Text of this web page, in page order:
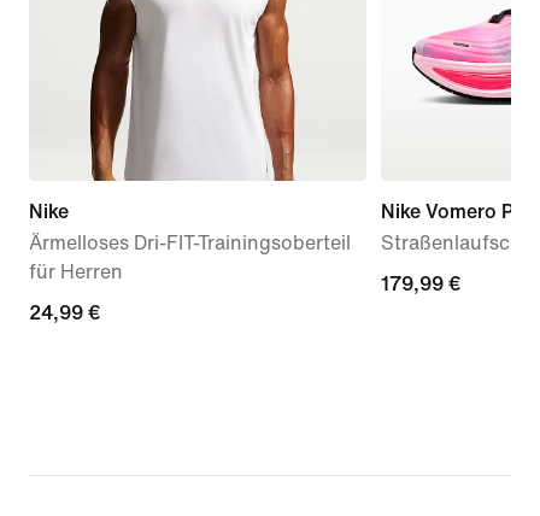
Nike
Ärmelloses Dri-FIT-Trainingsoberteil
für Herren
24,99 €
24,99 €
Nike Vomero Plus
179,99 €
179,99 €